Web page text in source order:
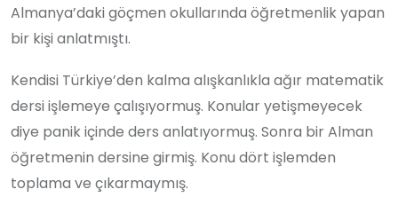
Almanya’daki göçmen okullarında öğretmenlik yapan
bir kişi anlatmıştı.
Kendisi Türkiye’den kalma alışkanlıkla ağır matematik
dersi işlemeye çalışıyormuş. Konular yetişmeyecek
diye panik içinde ders anlatıyormuş. Sonra bir Alman
öğretmenin dersine girmiş. Konu dört işlemden
toplama ve çıkarmaymış.